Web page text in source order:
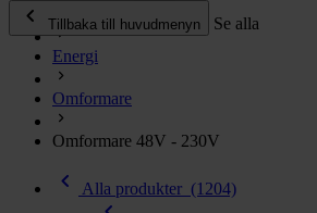
chevron_left
Tillbaka till huvudmenyn Se alla
Energi
Kök & Gasol
Värme chevron_right
Vatten
Energi
Omformare
Omformare 48V - 230V
chevron_left Alla produkter (1204)